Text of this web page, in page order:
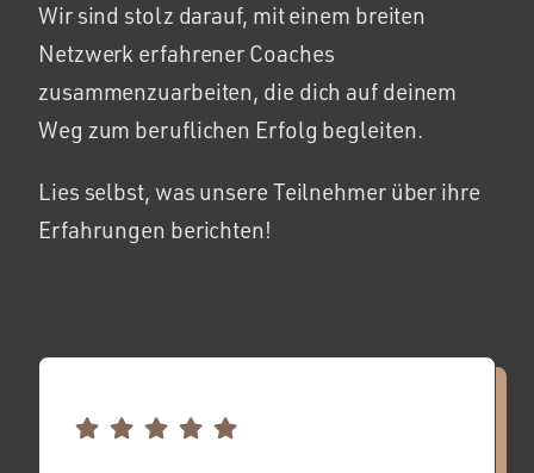
Wir sind stolz darauf, mit einem breiten
Netzwerk erfahrener Coaches
zusammenzuarbeiten, die dich auf deinem
Weg zum beruflichen Erfolg begleiten.
Lies selbst, was unsere Teilnehmer über ihre
Erfahrungen berichten!